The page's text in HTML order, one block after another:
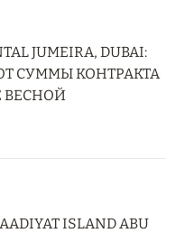
JUMEIRA, DUBAI:
СУММЫ КОНТРАКТА
ВЕСНОЙ
ISLAND ABU